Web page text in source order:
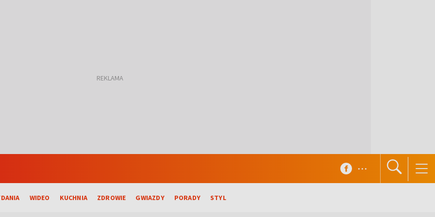
WIDEO KUCHNIA ZDROWIE GWIAZDY PORADY STYL
...